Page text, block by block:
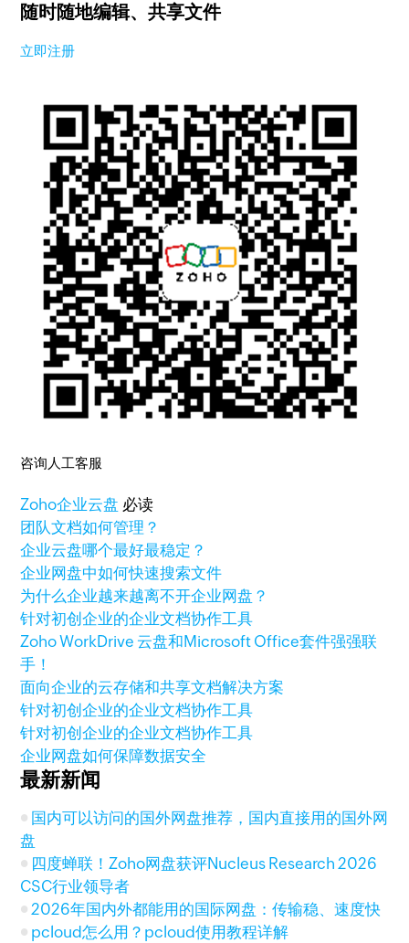
随时随地编辑、共享文件
立即注册
咨询人工客服
Zoho企业云盘 必读
团队文档如何管理？
企业云盘哪个最好最稳定？
企业网盘中如何快速搜索文件
为什么企业越来越离不开企业网盘？
针对初创企业的企业文档协作工具
Zoho WorkDrive 云盘和Microsoft Office套件强强联
手！
面向企业的云存储和共享文档解决方案
针对初创企业的企业文档协作工具
针对初创企业的企业文档协作工具
企业网盘如何保障数据安全
最新新闻
国内可以访问的国外网盘推荐，国内直接用的国外网
盘
四度蝉联！Zoho网盘获评Nucleus Research 2026
CSC行业领导者
2026年国内外都能用的国际网盘：传输稳、速度快
pcloud怎么用？pcloud使用教程详解